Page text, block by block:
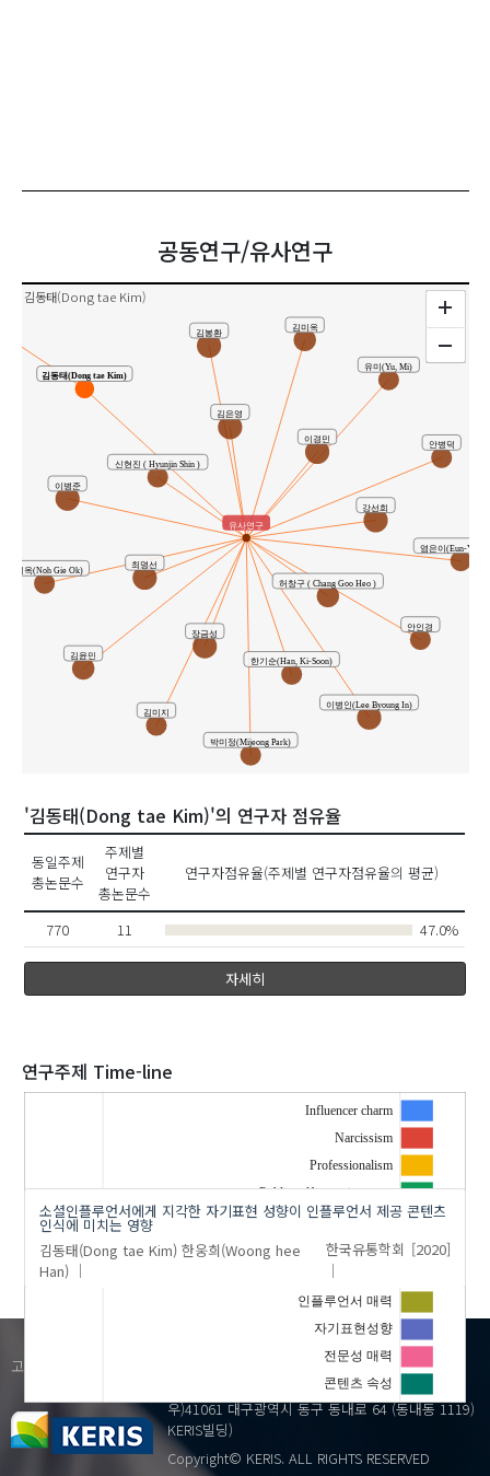
공동연구/유사연구
김동태(Dong tae Kim)
강선희
김미옥
김미지
김봉환
김윤민
김은영
노기옥(Noh Gie Ok)
박미정(Mijeong Park)
신현진 ( Hyunjin Shin )
안병덕
안인경
염은이(Eun-Yi
유미(Yu, Mi)
이경민
이병인(Lee Byoung In)
이병준
장금성
최명선
한기순(Han, Ki-Soon)
허창구 ( Chang Goo Heo )
김동태(Dong tae Kim)
유사연구
'김동태(Dong tae Kim)'의 연구자 점유율
동일주제
총논문수
주제별
연구자
총논문수
연구자점유율(주제별 연구자점유율의 평균)
770 11 47.0%
자세히
연구주제 Time-line
…
Influencer charm
Narcissism
Professionalism
Public self-consciousness
Self-expression propensity
공적 자기의식
인플루언서 매력
자기표현성향
전문성 매력
콘텐츠 속성
의 발표논문(1)
소셜인플루언서에게 지각한 자기표현 성향이 인플루언서 제공 콘텐츠
인식에 미치는 영향
김동태(Dong tae Kim) 한웅희(Woong hee
Han)
한국유통학회 [2020]
고객센터(평일:09:00~18:00)
우)41061 대구광역시 동구 동내로 64 (동내동 1119)
KERIS빌딩)
Copyright© KERIS. ALL RIGHTS RESERVED